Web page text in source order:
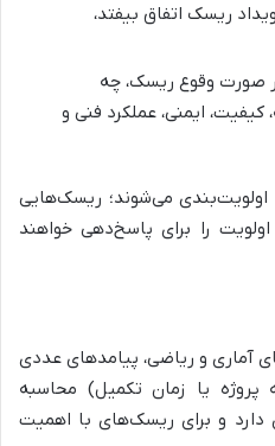
ریسک اتفاق بیفتد،
صورت وقوع ریسک، چه
کیفیت، ایمنی، عملکرد فنی و
می‌شوند؛ ریسک‌هایی
اولویت را برای پاسخ‌دهی خواهند
آماری و ریاضی، پیامدهای عددی
پروژه یا زمان تکمیل) محاسبه
و برای ریسک‌های با اهمیت